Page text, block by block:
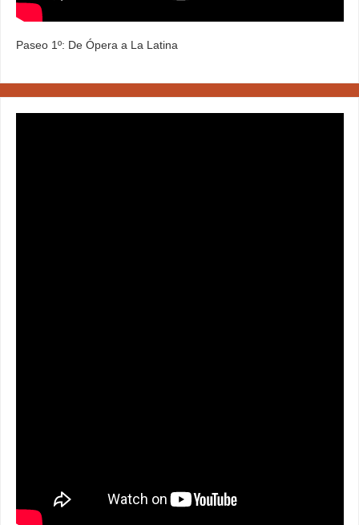
Paseo 1º: De Ópera a La Latina